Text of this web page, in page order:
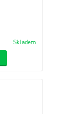
Skladem